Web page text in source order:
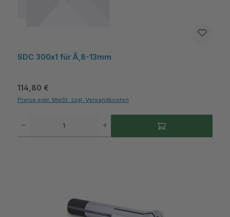
SDC 300x1 für Ã¸8-13mm
Regulärer Preis:
114,80 €
Preise exkl. MwSt. zzgl. Versandkosten